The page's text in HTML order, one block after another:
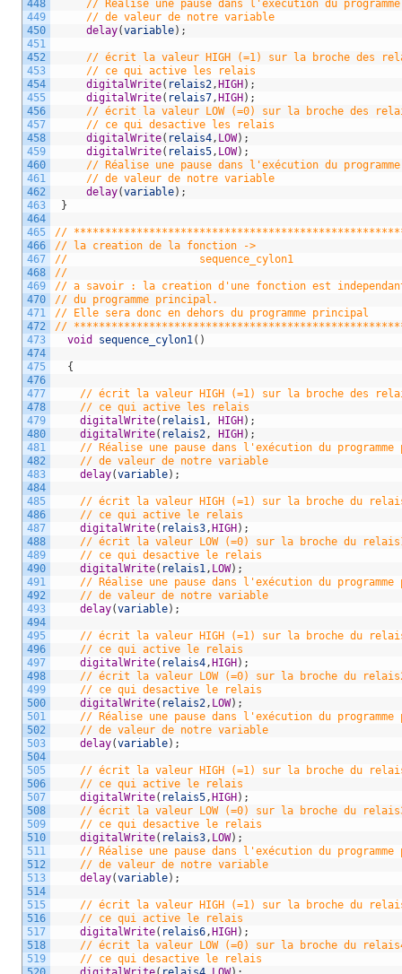
448
449
450
451
452
453
454
455
456
457
458
459
460
461
462
463
464
465
466
467
468
469
470
471
472
473
474
475
476
477
478
479
480
481
482
483
484
485
486
487
488
489
490
491
492
493
494
495
496
497
498
499
500
501
502
503
504
505
506
507
508
509
510
511
512
513
514
515
516
517
518
519
// Réalise une pause dans l'exécution du
// de valeur de notre variable
delay(variable) ;
// écrit la valeur HIGH (=1) sur la broche des
// ce qui active les relais
digitalWrite( relais2 ,HIGH) ;
digitalWrite( relais7 ,HIGH) ;
// écrit la valeur LOW (=0) sur la broche des
// ce qui desactive les relais
digitalWrite( relais4 , LOW) ;
digitalWrite( relais5 , LOW) ;
// Réalise une pause dans l'exécution du
// de valeur de notre variable
delay(variable) ;
}
//
// la creation de la fonction ->
//                     sequence_cylon1
//
// a savoir : la creation d'une fonction est
// du programme principal.
// Elle sera donc en dehors du programme principal
//
void
sequence_cylon1 ( )
{
// écrit la valeur HIGH (=1) sur la broche des
// ce qui active les relais
digitalWrite( relais1 , HIGH) ;
digitalWrite( relais2 , HIGH) ;
// Réalise une pause dans l'exécution du programme
// de valeur de notre variable
delay(variable) ;
// écrit la valeur HIGH (=1) sur la broche du
// ce qui active le relais
digitalWrite( relais3 ,HIGH) ;
// écrit la valeur LOW (=0) sur la broche du
// ce qui desactive le relais
digitalWrite( relais1 , LOW) ;
// Réalise une pause dans l'exécution du programme
// de valeur de notre variable
delay(variable) ;
// écrit la valeur HIGH (=1) sur la broche du
// ce qui active le relais
digitalWrite( relais4 ,HIGH) ;
// écrit la valeur LOW (=0) sur la broche du
// ce qui desactive le relais
digitalWrite( relais2 , LOW) ;
// Réalise une pause dans l'exécution du programme
// de valeur de notre variable
delay(variable) ;
// écrit la valeur HIGH (=1) sur la broche du
// ce qui active le relais
digitalWrite( relais5 ,HIGH) ;
// écrit la valeur LOW (=0) sur la broche du
// ce qui desactive le relais
digitalWrite( relais3 , LOW) ;
// Réalise une pause dans l'exécution du programme
// de valeur de notre variable
delay(variable) ;
// écrit la valeur HIGH (=1) sur la broche du
// ce qui active le relais
digitalWrite( relais6 ,HIGH) ;
// écrit la valeur LOW (=0) sur la broche du
// ce qui desactive le relais